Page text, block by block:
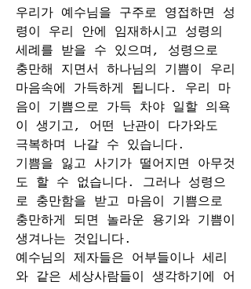
우리가 예수님을 구주로 영접하면 성
령이 우리 안에 임재하시고 성령의
세례를 받을 수 있으며, 성령으로
충만해 지면서 하나님의 기쁨이 우리
마음속에 가득하게 됩니다. 우리 마
음이 기쁨으로 가득 차야 일할 의욕
이 생기고, 어떤 난관이 다가와도
극복하며 나갈 수 있습니다.
기쁨을 잃고 사기가 떨어지면 아무것
도 할 수 없습니다. 그러나 성령으
로 충만함을 받고 마음이 기쁨으로
충만하게 되면 놀라운 용기와 기쁨이
생겨나는 것입니다.
예수님의 제자들은 어부들이나 세리
와 같은 세상사람들이 생각하기에 어